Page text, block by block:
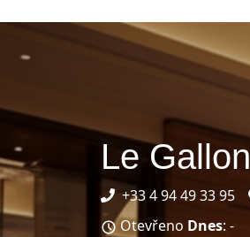
Le Gallon
+33 4 94 49 33 95
Otevřeno Dnes: -